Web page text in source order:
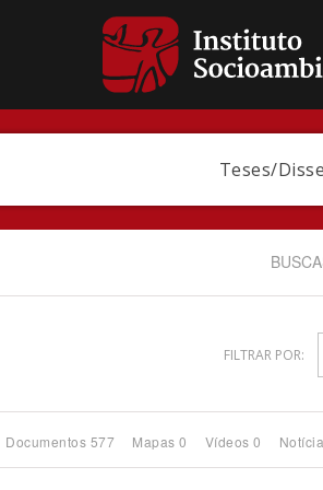
Teses/
FILTRAR POR:
Documentos 577 Mapas 0 Vídeos 0